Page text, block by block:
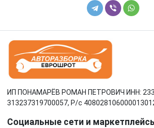
ИП ПОНАМАРЁВ РОМАН ПЕТРОВИЧ ИНН:
313237319700057, Р/c
Социальные сети и